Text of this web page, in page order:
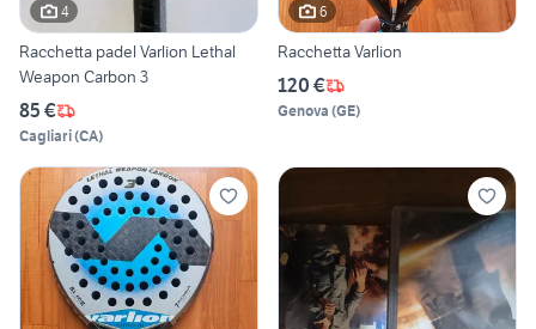
4
Racchetta padel Varlion Lethal
Weapon Carbon 3
85 €
Cagliari(CA)
6
Racchetta Varlion
120 €
Genova (GE)